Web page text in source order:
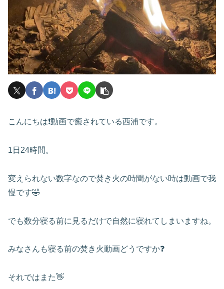
こんにちは❗️動画で癒されている西浦です。
1日24時間。
変えられない数字なので焚き火の時間がない時は動画で我
慢です🤣
でも数分寝る前に見るだけで自然に寝れてしまいますね。
みなさんも寝る前の焚き火動画どうですか❓
それではまた👋